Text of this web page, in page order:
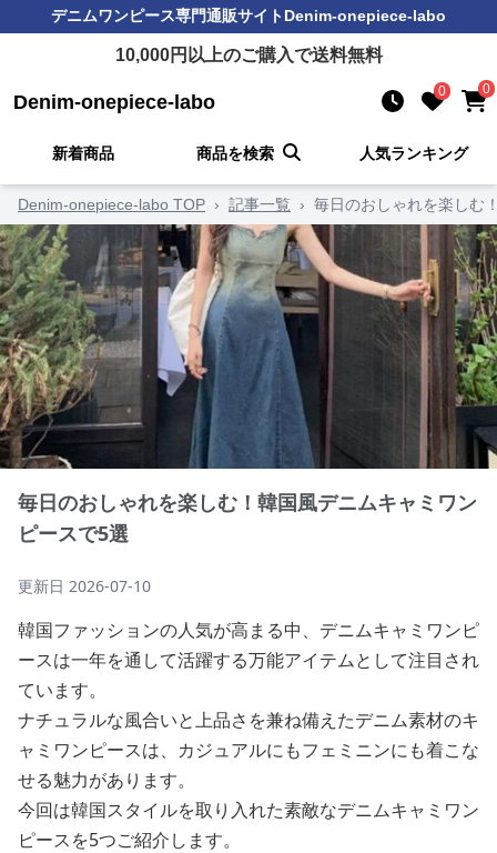
デニムワンピース専門通販サイトDenim-onepiece-labo
10,000円以上のご購入で送料無料
Denim-onepiece-labo 0 0
新着商品 商品を検索 人気ランキング
Denim-onepiece-labo TOP › 記事一覧 › 毎日のおしゃれを楽しむ
毎日のおしゃれを楽しむ！韓国風デニムキャミワン
ピースで5選
更新日 2026-07-10
韓国ファッションの人気が高まる中、デニムキャミワンピ
ースは一年を通して活躍する万能アイテムとして注目され
ています。
ナチュラルな風合いと上品さを兼ね備えたデニム素材のキ
ャミワンピースは、カジュアルにもフェミニンにも着こな
せる魅力があります。
今回は韓国スタイルを取り入れた素敵なデニムキャミワン
ピースを5つご紹介します。